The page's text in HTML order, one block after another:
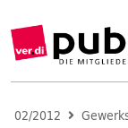
02/2012